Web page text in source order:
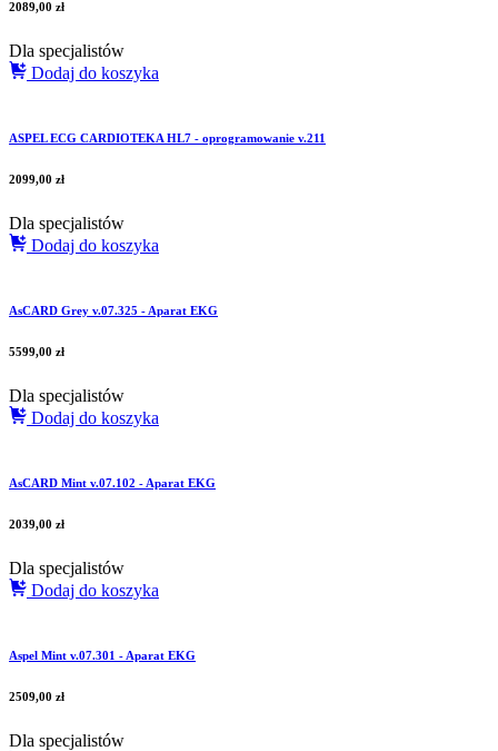
2089,00 zł
Dla specjalistów
Dodaj do koszyka
ASPEL ECG CARDIOTEKA HL7 - oprogramowanie v.211
2099,00 zł
Dla specjalistów
Dodaj do koszyka
AsCARD Grey v.07.325 - Aparat EKG
5599,00 zł
Dla specjalistów
Dodaj do koszyka
AsCARD Mint v.07.102 - Aparat EKG
2039,00 zł
Dla specjalistów
Dodaj do koszyka
Aspel Mint v.07.301 - Aparat EKG
2509,00 zł
Dla specjalistów